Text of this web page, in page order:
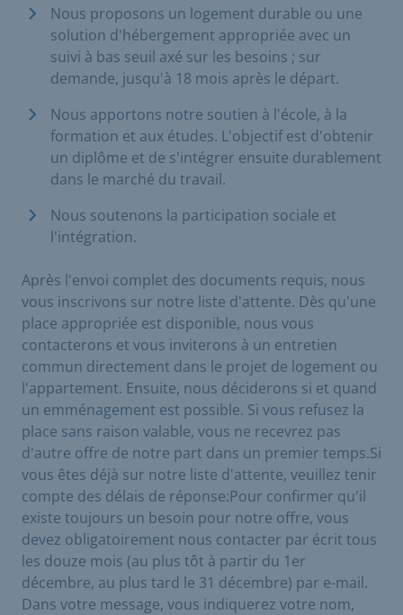
Nous proposons un logement durable ou une
solution d'hébergement appropriée avec un
suivi à bas seuil axé sur les besoins ; sur
demande, jusqu'à 18 mois après le départ.
Nous apportons notre soutien à l'école, à la
formation et aux études. L'objectif est d'obtenir
un diplôme et de s'intégrer ensuite durablement
dans le marché du travail.
Nous soutenons la participation sociale et
l'intégration.
Après l'envoi complet des documents requis, nous
vous inscrivons sur notre liste d'attente. Dès qu'une
place appropriée est disponible, nous vous
contacterons et vous inviterons à un entretien
commun directement dans le projet de logement ou
l'appartement. Ensuite, nous déciderons si et quand
un emménagement est possible. Si vous refusez la
place sans raison valable, vous ne recevrez pas
d'autre offre de notre part dans un premier temps.Si
vous êtes déjà sur notre liste d'attente, veuillez tenir
compte des délais de réponse:Pour confirmer qu'il
existe toujours un besoin pour notre offre, vous
devez obligatoirement nous contacter par écrit tous
les douze mois (au plus tôt à partir du 1er
décembre, au plus tard le 31 décembre) par e-mail.
Dans votre message, vous indiquerez votre nom,